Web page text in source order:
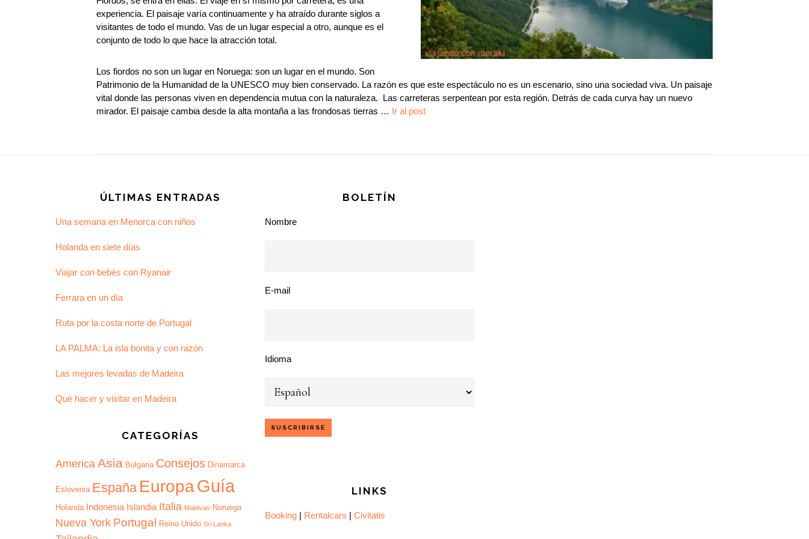
experiencia. El paisaje varía continuamente y ha atraído durante siglos a
visitantes de todo el mundo. Vas de un lugar especial a otro, aunque es el
conjunto de todo lo que hace la atracción total.
Los fiordos no son un lugar en Noruega: son un lugar en el mundo. Son
Patrimonio de la Humanidad de la UNESCO muy bien conservado. La razón es que este espectáculo no es un escenario, sino una sociedad viva. Un paisaje
vital donde las personas viven en dependencia mutua con la naturaleza. Las carreteras serpentean por esta región. Detrás de cada curva hay un nuevo
mirador. El paisaje cambia desde la alta montaña a las frondosas tierras … Ir al post
ÚLTIMAS ENTRADAS
Una semana en Menorca con niños
Holanda en siete días
Viajar con bebés con Ryanair
Ferrara en un día
Ruta por la costa norte de Portugal
LA PALMA: La isla bonita y con razón
Las mejores levadas de Madeira
Qué hacer y visitar en Madeira
CATEGORÍAS
America Asia Bulgaria Consejos Dinamarca
Eslovenia España EuropaGuía
Holanda Indonesia Islandia Italia Maldivas Noruega
Nueva York Portugal Reino Unido Sri Lanka
BOLETÍN
Nombre
E-mail
Idioma
LINKS
Booking | Rentalcars | Civitatis